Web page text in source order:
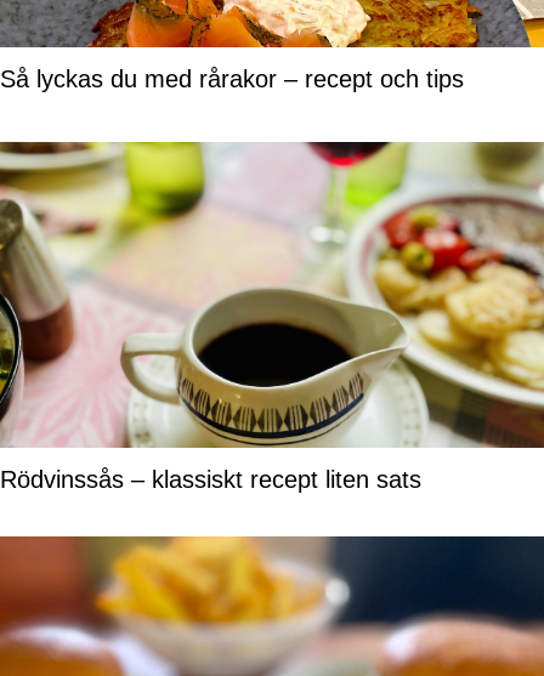
Så lyckas du med rårakor – recept och tips
Rödvinssås – klassiskt recept liten sats